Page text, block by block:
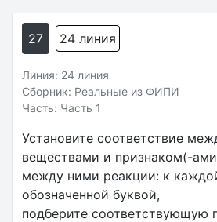
27 24 линия
Линия: 24 линия
Сборник: Реальные из ФИПИ
Часть: Часть 1
Установите соответствие
веществами и признаком(-
между ними реакции: к
обозначенной буквой,
подберите соответствующую